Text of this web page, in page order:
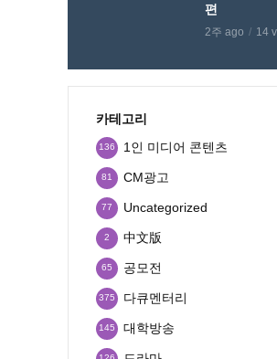
편
2주 ago 14
카테고리
1인 미디어 콘텐츠
136
CM광고
81
Uncategorized
77
中文版
2
공모전
65
다큐멘터리
375
대학방송
145